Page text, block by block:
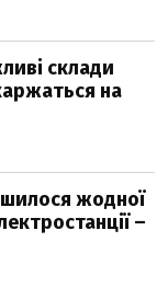
склади
на
жодної
–